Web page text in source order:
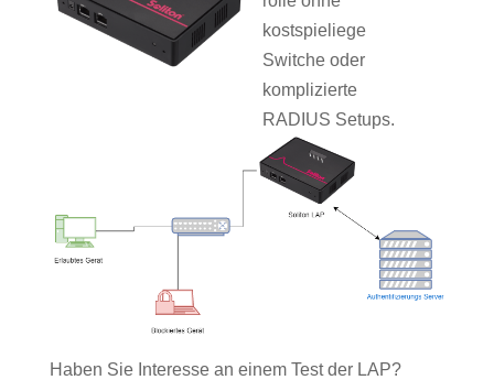
kostspieliege
Switche oder
komplizierte
RADIUS Setups.
Haben Sie Interesse an einem Test der LAP?